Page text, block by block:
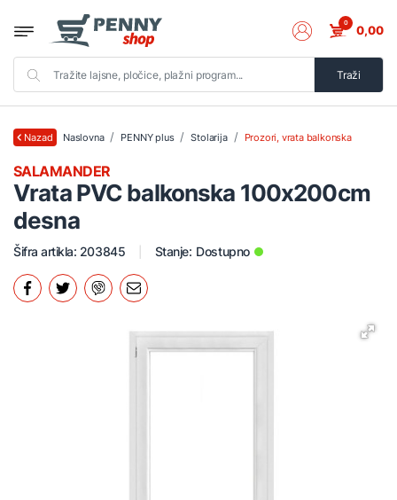
Traži
0 0,00
Nazad Naslovna PENNY plus Stolarija Prozori, vrata balkonska
Vrata PVC balkonska 100x200cm
desna
SALAMANDER
Šifra artikla: 203845 Stanje: Dostupno